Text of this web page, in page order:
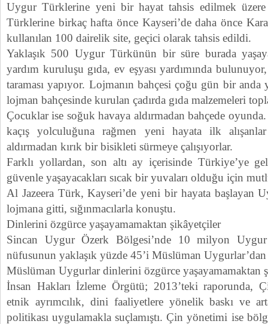
Uygur Türklerine yeni bir hayat tahsis edilmek
Türklerine birkaç hafta önce Kayseri’de daha önce
kullanılan 100 dairelik site, geçici olarak tahsis edildi.
Yaklaşık 500 Uygur Türkünün bir süre burada
yardım kuruluşu gıda, ev eşyası yardımında
taraması yapıyor. Lojmanın bahçesi çoğu gün bir anda
lojman bahçesinde kurulan çadırda gıda malzemeleri
Çocuklar ise soğuk havaya aldırmadan bahçede
kaçış yolculuğuna rağmen yeni hayata ilk
aldırmadan kırık bir bisikleti sürmeye çalışıyorlar.
Farklı yollardan, son altı ay içerisinde Türkiye’ye
güvenle yaşayacakları sıcak bir yuvaları olduğu için
Al Jazeera Türk, Kayseri’de yeni bir hayata başlayan
lojmana gitti, sığınmacılarla konuştu.
Dinlerini özgürce yaşayamamaktan şikâyetçiler
Sincan Uygur Özerk Bölgesi’nde 10 milyon
nüfusunun yaklaşık yüzde 45’i Müslüman
Müslüman Uygurlar dinlerini özgürce yaşayamamaktan
İnsan Hakları İzleme Örgütü; 2013’teki raporunda,
etnik ayrımcılık, dini faaliyetlere yönelik baskı ve
politikası uygulamakla suçlamıştı. Çin yönetimi ise